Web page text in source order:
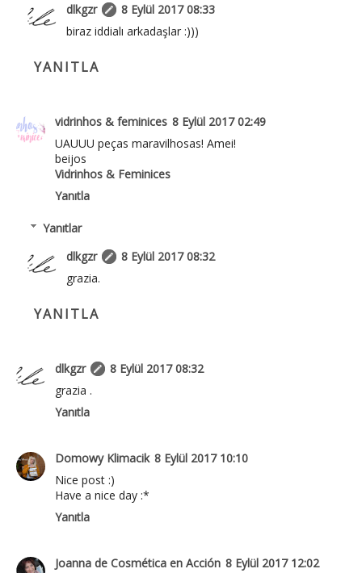
dlkgzr
8 Eylül 2017 08:33
biraz iddialı arkadaşlar :)))
YANITLA
vidrinhos & feminices 8 Eylül 2017 02:49
UAUUU peças maravilhosas! Amei!
beijos
Vidrinhos & Feminices
Yanıtla
Yanıtlar
dlkgzr
8 Eylül 2017 08:32
grazia.
YANITLA
dlkgzr
8 Eylül 2017 08:32
grazia .
Yanıtla
Domowy Klimacik 8 Eylül 2017 10:10
Nice post :)
Have a nice day :*
Yanıtla
Joanna de Cosmética en Acción 8 Eylül 2017 12:02